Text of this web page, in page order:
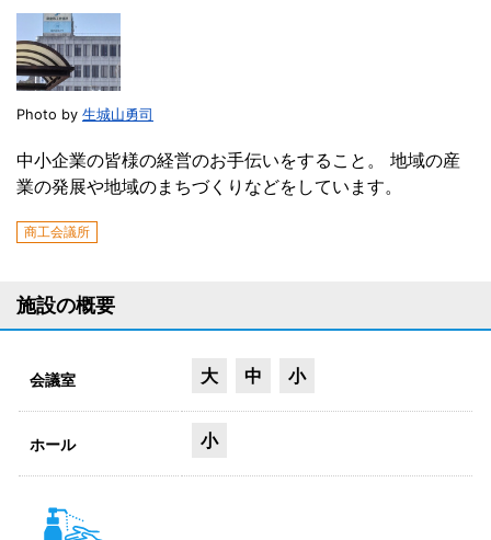
Photo by 生城山勇司
中小企業の皆様の経営のお手伝いをすること。 地域の産
業の発展や地域のまちづくりなどをしています。
商工会議所
施設の概要
会議室 大 中 小
ホール 小